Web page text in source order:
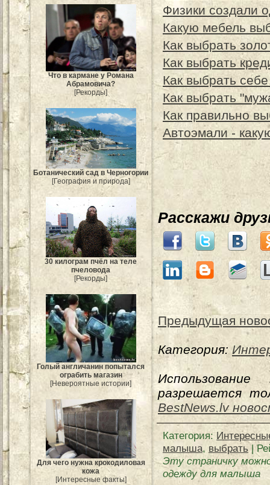
Что в кармане у Романа
Абрамовича?
[Рекорды]
Ботанический сад в Черногории
[География и природа]
30 килограм пчёл на теле
пчеловода
[Рекорды]
Голый англичанин попытался
ограбить магазин
[Невероятные истории]
Для чего нужна крокодиловая
кожа
[Интересные факты]
Физики создали
Какую мебель
Как выбрать
Как выбрать
Как выбрать
Как выбрать
Как правильно
Автоэмали -
Расскажи
Предыдущая
Категория:
разрешается
BestNews.lv
Категория:
малыша, выбрать|
Эту страничку
одежду для малыша